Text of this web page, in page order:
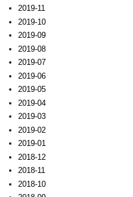
2019-11
2019-10
2019-09
2019-08
2019-07
2019-06
2019-05
2019-04
2019-03
2019-02
2019-01
2018-12
2018-11
2018-10